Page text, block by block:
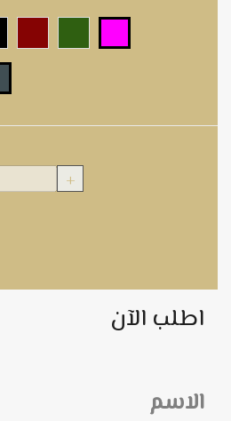
+
اطلب الآن
الاسم